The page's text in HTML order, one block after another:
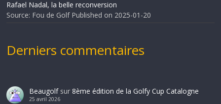
Rafael Nadal, la belle reconversion
Source: Fou de Golf Published on 2025-01-20
Derniers commentaires
Beaugolfsur 8ème édition de la Golfy Cup Catalogne
25 avril 2026